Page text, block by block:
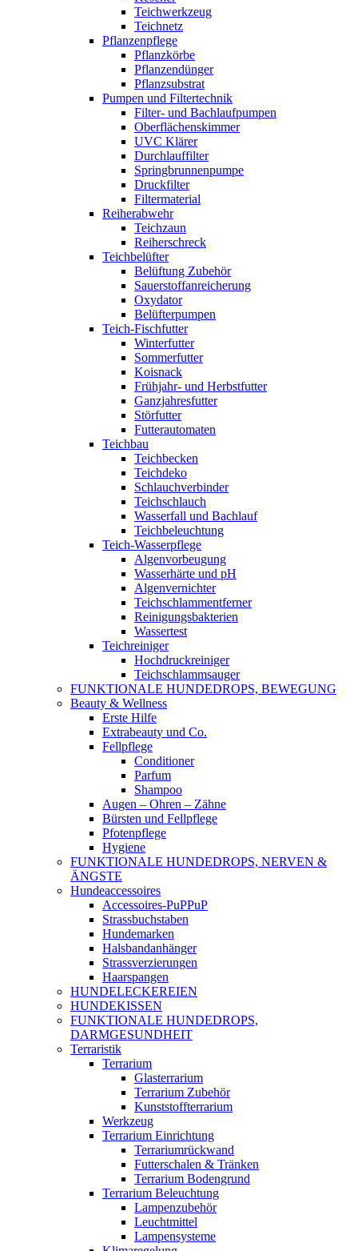
Teichwerkzeug
Teichnetz
Pflanzenpflege
Pflanzkörbe
Pflanzendünger
Pflanzsubstrat
Pumpen und Filtertechnik
Filter- und Bachlaufpumpen
Oberflächenskimmer
UVC Klärer
Durchlauffilter
Springbrunnenpumpe
Druckfilter
Filtermaterial
Reiherabwehr
Teichzaun
Reiherschreck
Teichbelüfter
Belüftung Zubehör
Sauerstoffanreicherung
Oxydator
Belüfterpumpen
Teich-Fischfutter
Winterfutter
Sommerfutter
Koisnack
Frühjahr- und Herbstfutter
Ganzjahresfutter
Störfutter
Futterautomaten
Teichbau
Teichbecken
Teichdeko
Schlauchverbinder
Teichschlauch
Wasserfall und Bachlauf
Teichbeleuchtung
Teich-Wasserpflege
Algenvorbeugung
Wasserhärte und pH
Algenvernichter
Teichschlammentferner
Reinigungsbakterien
Wassertest
Teichreiniger
Hochdruckreiniger
Teichschlammsauger
FUNKTIONALE HUNDEDROPS, BEWEGUNG
Beauty & Wellness
Erste Hilfe
Extrabeauty und Co.
Fellpflege
Conditioner
Parfum
Shampoo
Augen – Ohren – Zähne
Bürsten und Fellpflege
Pfotenpflege
Hygiene
FUNKTIONALE HUNDEDROPS, NERVEN &
ÄNGSTE
Hundeaccessoires
Accessoires-PuPPuP
Strassbuchstaben
Hundemarken
Halsbandanhänger
Strassverzierungen
Haarspangen
HUNDELECKEREIEN
HUNDEKISSEN
FUNKTIONALE HUNDEDROPS,
DARMGESUNDHEIT
Terraristik
Terrarium
Glasterrarium
Terrarium Zubehör
Kunststoffterrarium
Werkzeug
Terrarium Einrichtung
Terrariumrückwand
Futterschalen & Tränken
Terrarium Bodengrund
Terrarium Beleuchtung
Lampenzubehör
Leuchtmittel
Lampensysteme